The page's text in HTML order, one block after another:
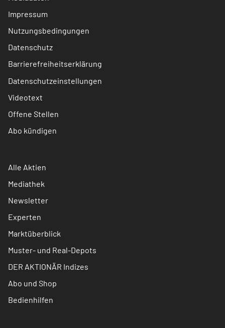
Impressum
Nutzungsbedingungen
Datenschutz
Barrierefreiheitserklärung
Datenschutzeinstellungen
Videotext
Offene Stellen
Abo kündigen
Alle Aktien
Mediathek
Newsletter
Experten
Marktüberblick
Muster- und Real-Depots
DER AKTIONÄR Indizes
Abo und Shop
Bedienhilfen